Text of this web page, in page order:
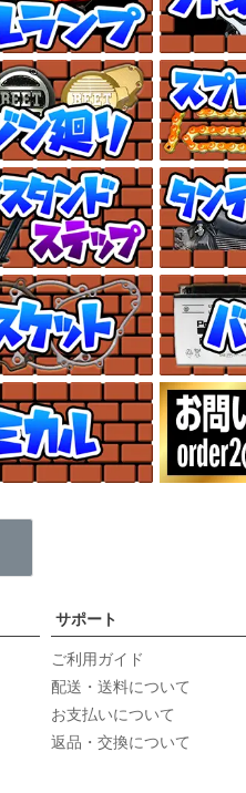
サポート
ご利用ガイド
配送・送料について
お支払いについて
返品・交換について